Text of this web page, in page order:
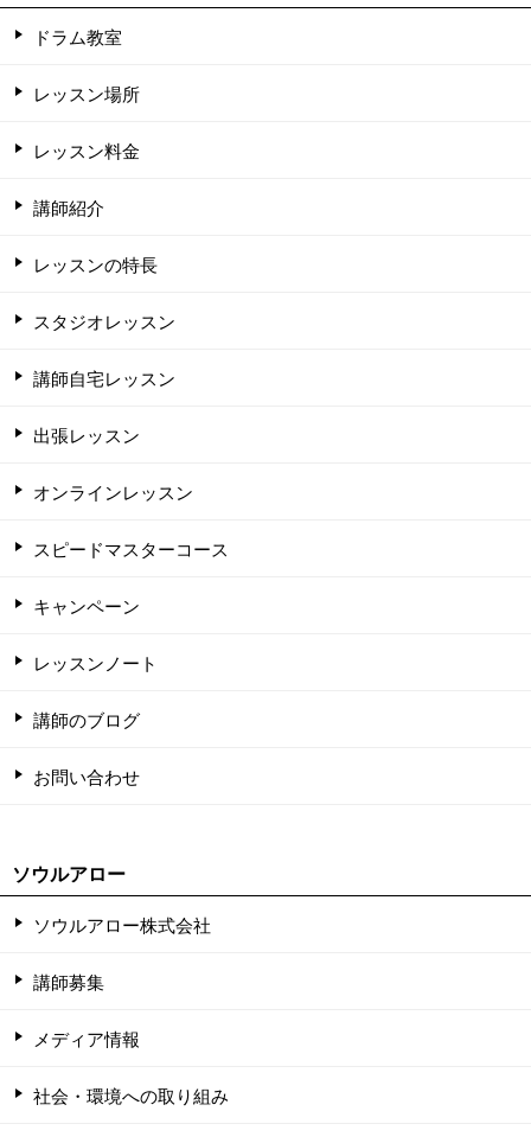
ドラム教室
レッスン場所
レッスン料金
講師紹介
レッスンの特長
スタジオレッスン
講師自宅レッスン
出張レッスン
オンラインレッスン
スピードマスターコース
キャンペーン
レッスンノート
講師のブログ
お問い合わせ
ソウルアロー
ソウルアロー株式会社
講師募集
メディア情報
社会・環境への取り組み